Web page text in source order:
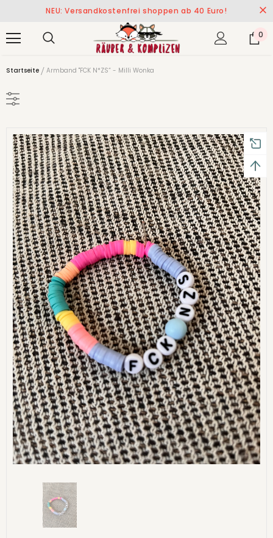
NEU: Versandkostenfrei shoppen ab 40 Euro!
0
Startseite Armband "FCK N*ZS“ - Milli Wonka